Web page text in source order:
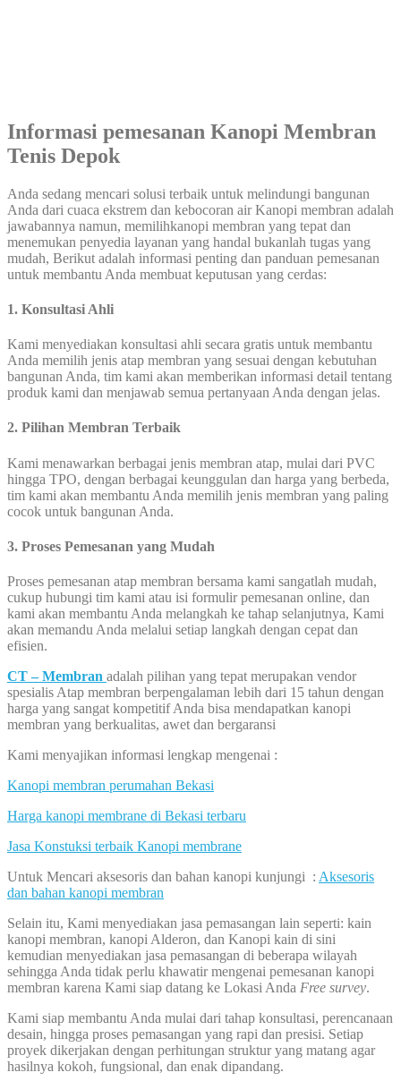
Informasi pemesanan Kanopi Membran
Tenis Depok
Anda sedang mencari solusi terbaik untuk melindungi bangunan
Anda dari cuaca ekstrem dan kebocoran air Kanopi membran adalah
jawabannya namun, memilihkanopi membran yang tepat dan
menemukan penyedia layanan yang handal bukanlah tugas yang
mudah, Berikut adalah informasi penting dan panduan pemesanan
untuk membantu Anda membuat keputusan yang cerdas:
1. Konsultasi Ahli
Kami menyediakan konsultasi ahli secara gratis untuk membantu
Anda memilih jenis atap membran yang sesuai dengan kebutuhan
bangunan Anda, tim kami akan memberikan informasi detail tentang
produk kami dan menjawab semua pertanyaan Anda dengan jelas.
2. Pilihan Membran Terbaik
Kami menawarkan berbagai jenis membran atap, mulai dari PVC
hingga TPO, dengan berbagai keunggulan dan harga yang berbeda,
tim kami akan membantu Anda memilih jenis membran yang paling
cocok untuk bangunan Anda.
3. Proses Pemesanan yang Mudah
Proses pemesanan atap membran bersama kami sangatlah mudah,
cukup hubungi tim kami atau isi formulir pemesanan online, dan
kami akan membantu Anda melangkah ke tahap selanjutnya, Kami
akan memandu Anda melalui setiap langkah dengan cepat dan
efisien.
CT – Membran adalah pilihan yang tepat merupakan vendor
spesialis Atap membran berpengalaman lebih dari 15 tahun dengan
harga yang sangat kompetitif Anda bisa mendapatkan kanopi
membran yang berkualitas, awet dan bergaransi
Kami menyajikan informasi lengkap mengenai :
Kanopi membran perumahan Bekasi
Harga kanopi membrane di Bekasi terbaru
Jasa Konstuksi terbaik Kanopi membrane
Untuk Mencari aksesoris dan bahan kanopi kunjungi : Aksesoris
dan bahan kanopi membran
Selain itu, Kami menyediakan jasa pemasangan lain seperti: kain
kanopi membran, kanopi Alderon, dan Kanopi kain di sini
kemudian menyediakan jasa pemasangan di beberapa wilayah
sehingga Anda tidak perlu khawatir mengenai pemesanan kanopi
membran karena Kami siap datang ke Lokasi Anda Free survey.
Kami siap membantu Anda mulai dari tahap konsultasi, perencanaan
desain, hingga proses pemasangan yang rapi dan presisi. Setiap
proyek dikerjakan dengan perhitungan struktur yang matang agar
hasilnya kokoh, fungsional, dan enak dipandang.